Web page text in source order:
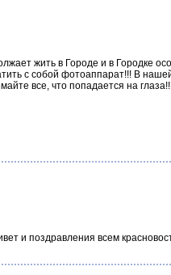
жить в Городе и в Городке
с собой фотоаппарат!!! В
все, что попадается на
и поздравления всем